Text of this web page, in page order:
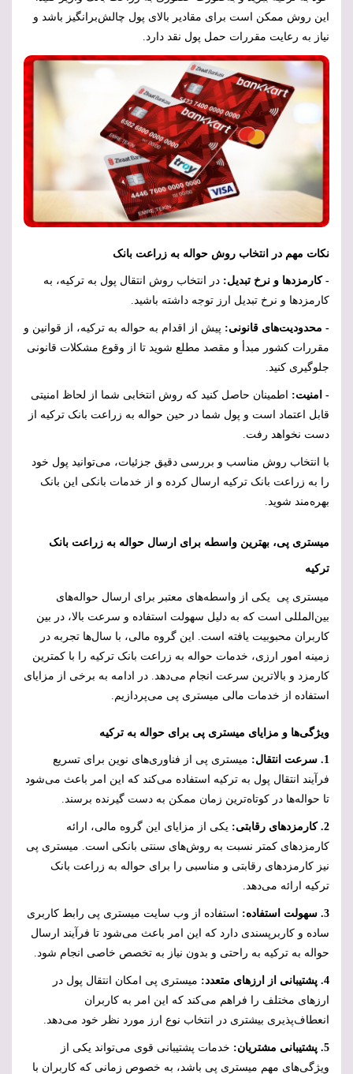
این روش ممکن است برای مقادیر بالای پول چالش‌برانگیز باشد و
نیاز به رعایت مقررات حمل پول نقد دارد.
نکات مهم در انتخاب روش حواله به زراعت بانک
- کارمزدها و نرخ تبدیل: در انتخاب روش انتقال پول به ترکیه، به
کارمزدها و نرخ تبدیل ارز توجه داشته باشید.
- محدودیت‌های قانونی: پیش از اقدام به حواله به ترکیه، از قوانین و
مقررات کشور مبدأ و مقصد مطلع شوید تا از وقوع مشکلات قانونی
جلوگیری کنید.
- امنیت: اطمینان حاصل کنید که روش انتخابی شما از لحاظ امنیتی
قابل اعتماد است و پول شما در حین حواله به زراعت بانک ترکیه از
دست نخواهد رفت.
با انتخاب روش مناسب و بررسی دقیق جزئیات، می‌توانید پول خود
را به زراعت بانک ترکیه ارسال کرده و از خدمات بانکی این بانک
بهره‌مند شوید.
میستری پی، بهترین واسطه برای ارسال حواله به زراعت بانک
ترکیه
میستری پی یکی از واسطه‌های معتبر برای ارسال حواله‌های
بین‌المللی است که به دلیل سهولت استفاده و سرعت بالا، در بین
کاربران محبوبیت یافته است. این گروه مالی، با سال‌ها تجربه در
زمینه امور ارزی، خدمات حواله به زراعت بانک ترکیه را با کمترین
کارمزد و بالاترین سرعت انجام می‌دهد. در ادامه به برخی از مزایای
استفاده از خدمات مالی میستری پی می‌پردازیم.
ویژگی‌ها و مزایای میستری پی برای حواله به ترکیه
1. سرعت انتقال:
میستری پی از فناوری‌های نوین برای تسریع
فرآیند انتقال پول به ترکیه استفاده می‌کند که این امر باعث می‌شود
تا حواله‌ها در کوتاه‌ترین زمان ممکن به دست گیرنده برسند.
2. کارمزدهای رقابتی:
یکی از مزایای این گروه مالی، ارائه
کارمزدهای کمتر نسبت به روش‌های سنتی بانکی است. میستری پی
نیز کارمزدهای رقابتی و مناسبی را برای حواله به زراعت بانک
ترکیه ارائه می‌دهد.
3. سهولت استفاده:
استفاده از وب سایت میستری پی رابط کاربری
ساده و کاربرپسندی دارد که این امر باعث می‌شود تا فرآیند ارسال
حواله به ترکیه به راحتی و بدون نیاز به تخصص خاصی انجام شود.
4. پشتیبانی از ارزهای متعدد:
میستری پی امکان انتقال پول در
ارزهای مختلف را فراهم می‌کند که این امر به کاربران
انعطاف‌پذیری بیشتری در انتخاب نوع ارز مورد نظر خود می‌دهد.
5. پشتیبانی مشتریان:
خدمات پشتیبانی قوی می‌تواند یکی از
ویژگی‌های مهم میستری پی باشد، به خصوص زمانی که کاربران با